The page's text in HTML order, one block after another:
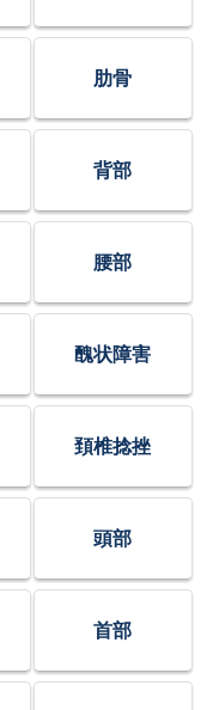
肋骨
背部
腰部
醜状障害
頚椎捻挫
頭部
首部